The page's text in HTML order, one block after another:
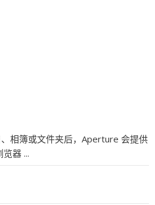
相簿或文件夹后，Aperture 会提供
器 ...